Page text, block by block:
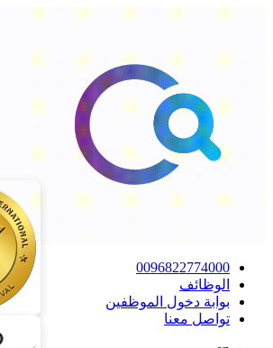
0096822774000
الوظائف
بوابة دخول الموظفين
تواصل معنا